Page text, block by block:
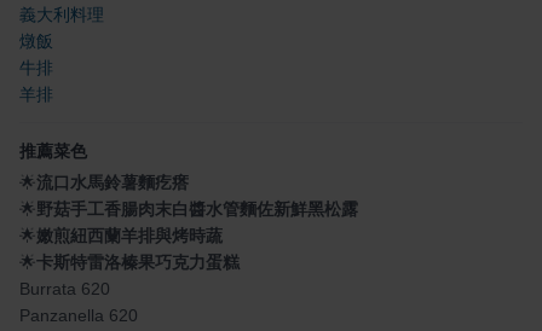
義大利料理
燉飯
牛排
羊排
推薦菜色
🌟流口水馬鈴薯麵疙瘩
🌟野菇手工香腸肉末白醬水管麵佐新鮮黑松露
🌟嫩煎紐西蘭羊排與烤時蔬
🌟卡斯特雷洛榛果巧克力蛋糕
Burrata 620
Panzanella 620